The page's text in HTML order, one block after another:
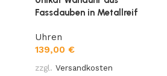
Fassdauben in Metallreif
Uhren
139,00 €
zzgl. Versandkosten